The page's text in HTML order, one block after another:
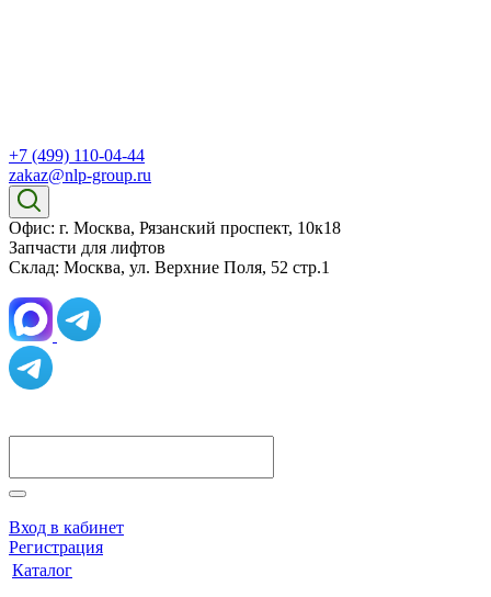
+7 (499) 110-04-44
zakaz@nlp-group.ru
Офис: г. Москва, Рязанский проспект, 10к18
Запчасти для лифтов
Склад: Москва, ул. Верхние Поля, 52 стр.1
Вход в кабинет
Регистрация
Каталог